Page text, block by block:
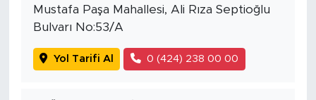
Mustafa Paşa Mahallesi, Ali Rıza Septioğlu
Bulvarı No:53/A
Yol Tarifi Al 0 (424) 238 00 00